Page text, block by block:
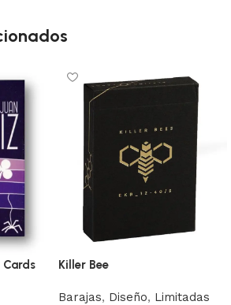
Killer Bee
Barajas, Diseño, Limitadas